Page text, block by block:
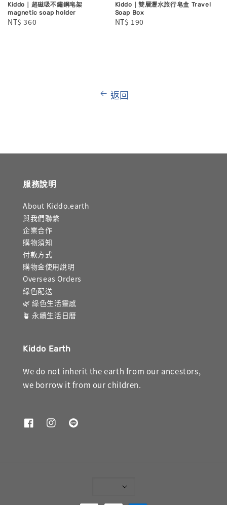
Kiddo｜超磁吸不鏽鋼皂架
magnetic soap holder
Regular
NT$ 360
Kiddo｜雙層瀝水旅行皂盒 Travel
Soap Box
Regular
NT$ 190
返回
服務說明
About Kiddo.earth
與我們聯繫
企業合作
購物須知
付款方式
購物金使用說明
Overseas Orders
綠色配送
🌿 綠色生活靈感
🪴 永續生活日曆
Kiddo Earth
We do not inherit the earth from our ancestors,
we borrow it from our children.